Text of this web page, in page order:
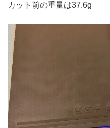
カット前の重量は37.6g